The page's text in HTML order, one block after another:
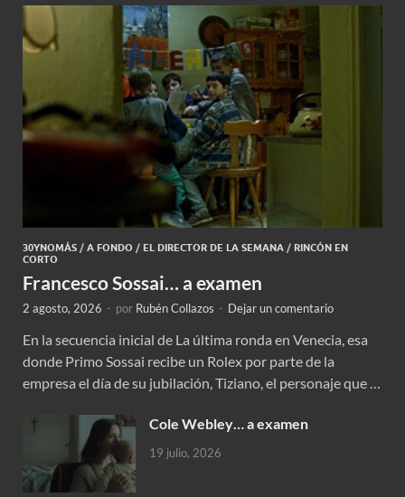
30YNOMÁS / A FONDO / EL DIRECTOR DE LA SEMANA / RINCÓN EN
CORTO
Francesco Sossai… a examen
2 agosto, 2026 - por Rubén Collazos - Dejar un comentario
En la secuencia inicial de La última ronda en Venecia, esa
donde Primo Sossai recibe un Rolex por parte de la
empresa el día de su jubilación, Tiziano, el personaje que …
Cole Webley… a examen
19 julio, 2026